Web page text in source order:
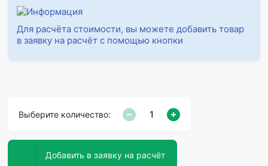
Для расчёта стоимости, вы можете добавить товар
в заявку на расчёт с помощью кнопки
Выберите количество:
Добавить в заявку на расчёт